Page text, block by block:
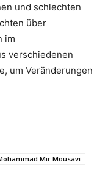
und schlechten
über
im
verschiedenen
um Veränderungen
Mir Mousavi